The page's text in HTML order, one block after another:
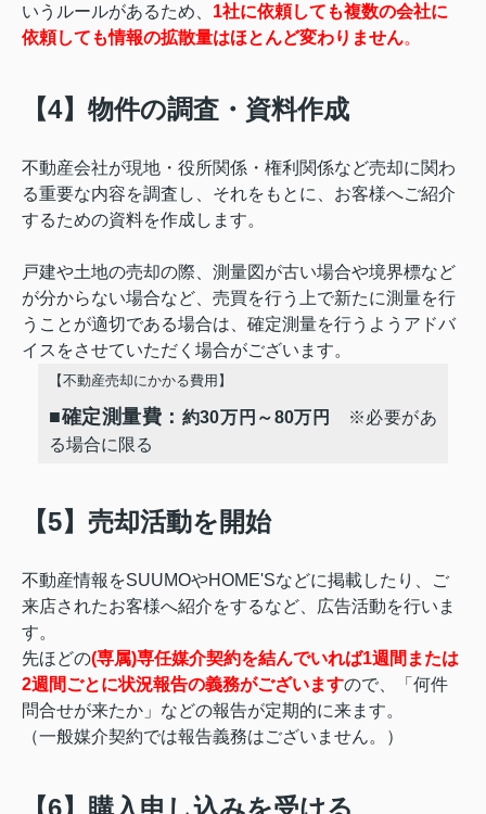
いうルールがあるため、 1社に依頼しても複数の会社に
依頼しても情報の拡散量はほとんど変わりません。
【4】物件の調査・資料作成
不動産会社が現地・役所関係・権利関係など売却に関わ
る重要な内容を調査し、それをもとに、お客様へご紹介
するための資料を作成します。
戸建や土地の売却の際、測量図が古い場合や境界標など
が分からない場合など、売買を行う上で新たに測量を行
うことが適切である場合は、確定測量を行うようアドバ
イスをさせていただく場合がございます。
【不動産売却にかかる費用】
■確定測量費： 約30万円～80万円
※必要があ
る場合に限る
【5】売却活動を開始
不動産情報をSUUMOやHOME'Sなどに掲載したり、ご
来店されたお客様へ紹介をするなど、広告活動を行いま
す。
先ほどの(専属)専任媒介契約を結んでいれば1週間または
2週間ごとに状況報告の義務がございますので、「何件
問合せが来たか」などの報告が定期的に来ます。
（一般媒介契約では報告義務はございません。）
【6】購入申し込みを受ける